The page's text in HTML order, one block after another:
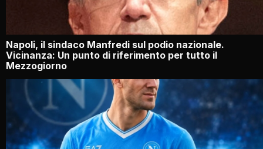
Napoli, il sindaco Manfredi sul podio nazionale.
Vicinanza: Un punto di riferimento per tutto il
Mezzogiorno